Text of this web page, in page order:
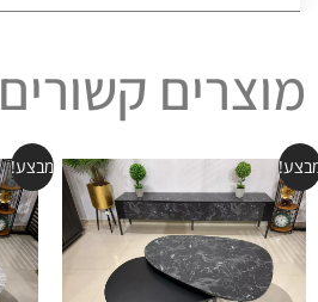
מוצרים קשורים
מבצע!